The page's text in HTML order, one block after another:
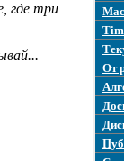
где три
От